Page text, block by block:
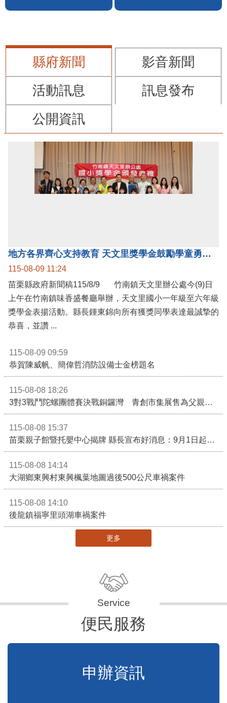
縣府新聞
影音新聞
活動訊息
訊息發布
公開資訊
地方各界齊心支持教育 天文里獎學金鼓勵學童勇敢追夢
115-08-09 11:24
苗栗縣政府新聞稿115/8/9 竹南鎮天文里辦公處今(9)日
上午在竹南鎮味香盛餐廳舉辦，天文里國小一年級至六年級
獎學金表揚活動。縣長鍾東錦向所有獲獎同學表達最誠摯的
恭喜，並讚 ...
115-08-09 09:59
恭賀陳威帆、簡偉哲消防設備士金榜題名
115-08-08 18:26
3對3戰鬥陀螺團體賽決戰銅鑼灣 青創市集展售為父親節增添繽紛
115-08-08 15:37
苗栗親子館暨托嬰中心揭牌 縣長宣布好消息：9月1日起調降臨時托嬰費用
115-08-08 14:14
大湖鄉東興村東興楓葉地圖過後500公尺車禍案件
115-08-08 14:10
後龍鎮福寧里頭湖車禍案件
更多
便民服務
申辦資訊